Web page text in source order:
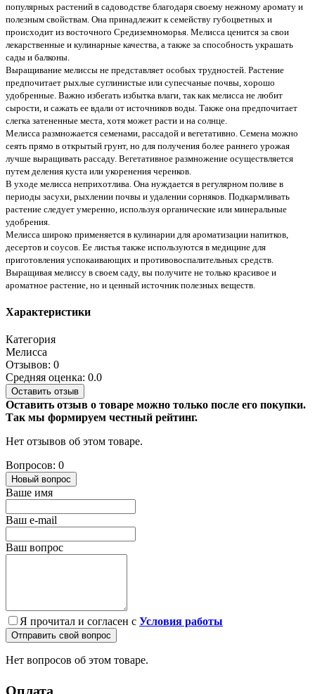
популярных растений в садоводстве благодаря своему нежному аромату и
полезным свойствам. Она принадлежит к семейству губоцветных и
происходит из восточного Средиземноморья. Мелисса ценится за свои
лекарственные и кулинарные качества, а также за способность украшать
сады и балконы.
Выращивание мелиссы не представляет особых трудностей. Растение
предпочитает рыхлые суглинистые или супесчаные почвы, хорошо
удобренные. Важно избегать избытка влаги, так как мелисса не любит
сырости, и сажать ее вдали от источников воды. Также она предпочитает
слегка затененные места, хотя может расти и на солнце.
Мелисса размножается семенами, рассадой и вегетативно. Семена можно
сеять прямо в открытый грунт, но для получения более раннего урожая
лучше выращивать рассаду. Вегетативное размножение осуществляется
путем деления куста или укоренения черенков.
В уходе мелисса неприхотлива. Она нуждается в регулярном поливе в
периоды засухи, рыхлении почвы и удалении сорняков. Подкармливать
растение следует умеренно, используя органические или минеральные
удобрения.
Мелисса широко применяется в кулинарии для ароматизации напитков,
десертов и соусов. Ее листья также используются в медицине для
приготовления успокаивающих и противовоспалительных средств.
Выращивая мелиссу в своем саду, вы получите не только красивое и
ароматное растение, но и ценный источник полезных веществ.
Характеристики
Категория
Мелисса
Отзывов: 0
Средняя оценка: 0.0
Оставить отзыв
Оставить отзыв о товаре можно только после его покупки.
Так мы формируем честный рейтинг.
Нет отзывов об этом товаре.
Вопросов: 0
Новый вопрос
Ваше имя
Ваш e-mail
Ваш вопрос
Я прочитал и согласен с Условия работы
Отправить свой вопрос
Нет вопросов об этом товаре.
Оплата